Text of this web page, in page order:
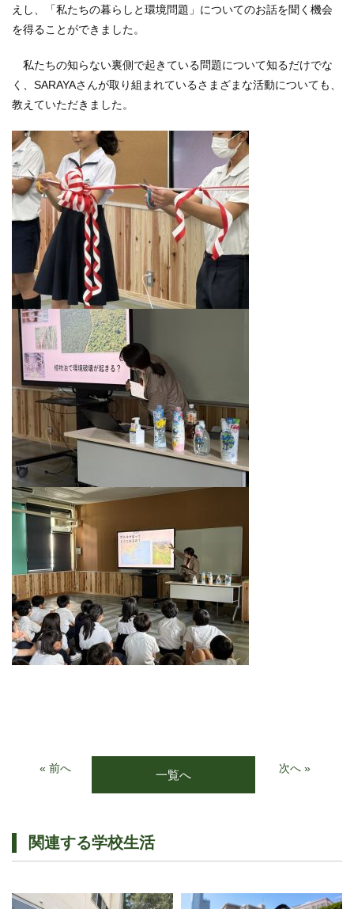
えし、「私たちの暮らしと環境問題」についてのお話を聞く機会
を得ることができました。
私たちの知らない裏側で起きている問題について知るだけでな
く、SARAYAさんが取り組まれているさまざまな活動についても、
教えていただきました。
« 前へ 一覧へ 次へ »
関連する学校生活